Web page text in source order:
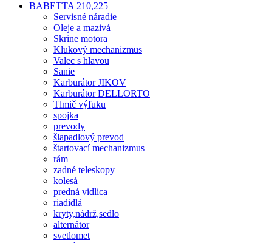
BABETTA 210,225
Servisné náradie
Oleje a mazivá
Skrine motora
Klukový mechanizmus
Valec s hlavou
Sanie
Karburátor JIKOV
Karburátor DELLORTO
Tlmič výfuku
spojka
prevody
šlapadlový prevod
štartovací mechanizmus
rám
zadné teleskopy
kolesá
predná vidlica
riadidlá
kryty,nádrž,sedlo
alternátor
svetlomet